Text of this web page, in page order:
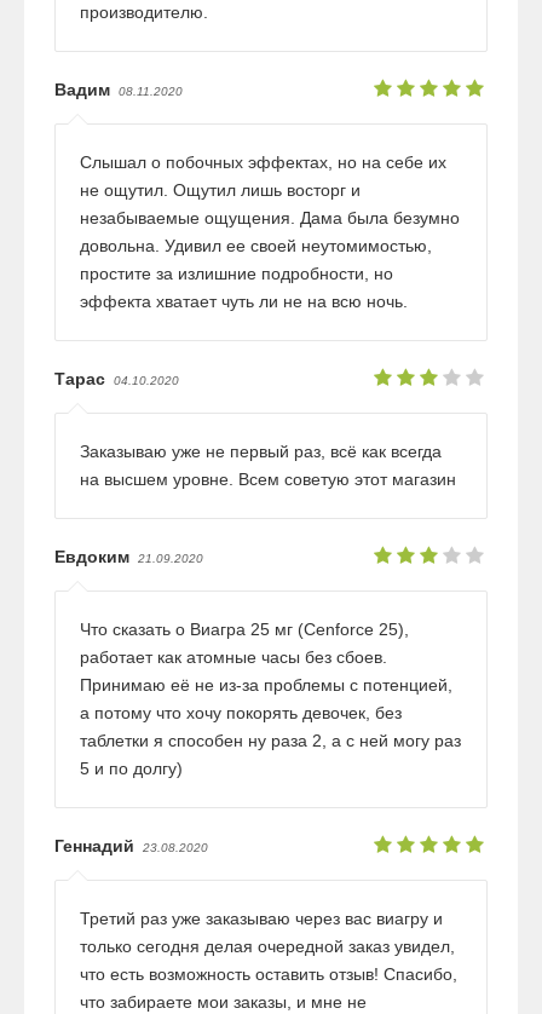
производителю.
Вадим 08.11.2020
Слышал о побочных эффектах, но на себе их
не ощутил. Ощутил лишь восторг и
незабываемые ощущения. Дама была безумно
довольна. Удивил ее своей неутомимостью,
простите за излишние подробности, но
эффекта хватает чуть ли не на всю ночь.
Тарас 04.10.2020
Заказываю уже не первый раз, всё как всегда
на высшем уровне. Всем советую этот магазин
Евдоким 21.09.2020
Что сказать о Виагра 25 мг (Cenforce 25),
работает как атомные часы без сбоев.
Принимаю её не из-за проблемы с потенцией,
а потому что хочу покорять девочек, без
таблетки я способен ну раза 2, а с ней могу раз
5 и по долгу)
Геннадий 23.08.2020
Третий раз уже заказываю через вас виагру и
только сегодня делая очередной заказ увидел,
что есть возможность оставить отзыв! Спасибо,
что забираете мои заказы, и мне не